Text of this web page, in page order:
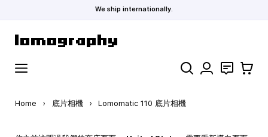
We ship internationally.
Search 聯絡 購物車
Home › 底片相機 › Lomomatic 110 底片相機